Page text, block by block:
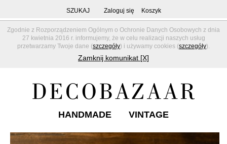
Zgodnie z Rozporządzeniem Ogólnym o Ochronie Danych Osobowych z dnia
27 kwietnia 2016 r. informujemy, że w celu realizacji naszych usług
przetwarzamy Twoje dane (szczegóły) i używamy cookies (szczegóły).
Zamknij komunikat [X]
SZUKAJ Zaloguj się Koszyk
HANDMADE VINTAGE